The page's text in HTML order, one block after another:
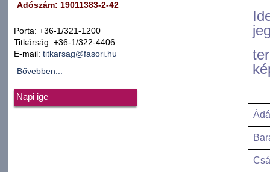
Adószám: 19011383-2-42
Porta: +36-1/321-1200
Titkárság: +36-1/322-4406
E-mail: titkarsag@fasori.hu
Bővebben...
Napi ige